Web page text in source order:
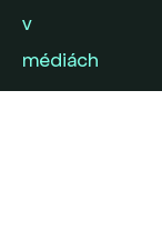
v
médiách